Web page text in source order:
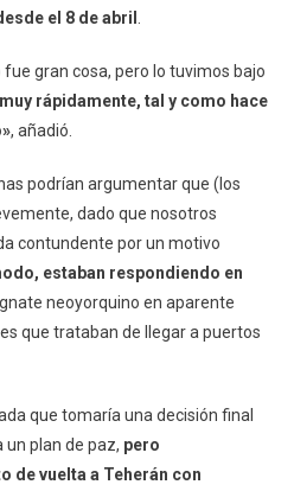
el 8 de abril
gran cosa, pero lo tuvimos bajo
rápidamente, tal y como hace
, añadió.
podrían argumentar que (los
dado que nosotros
contundente por un motivo
estaban respondiendo en
neoyorquino en aparente
que trataban de llegar a puertos
que tomaría una decisión final
un plan de paz, pero
de vuelta a Teherán con